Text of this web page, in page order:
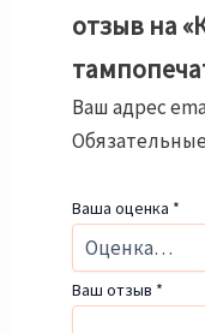
отзыв на
Ваш адрес
Ваша оценка *
Ваш отзыв *